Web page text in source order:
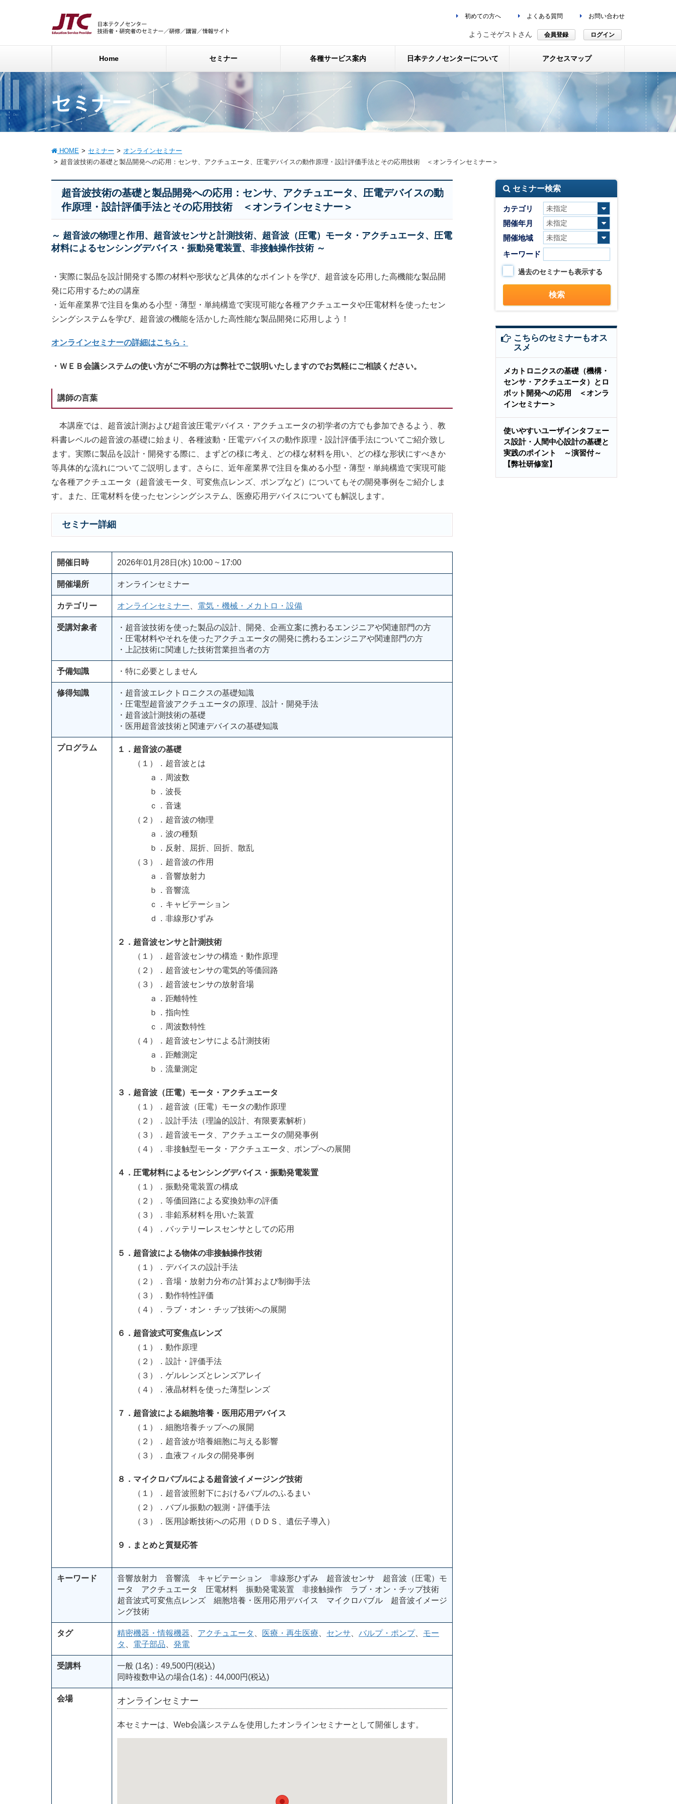
初めての方へ よくある質問 お問い合わせ
ようこそゲストさん 会員登録 ログイン
Home セミナー 各種サービス案内 日本テクノセンターについて アクセスマップ
セミナー
HOME セミナー
オンラインセミナー
超音波技術の基礎と製品開発への応用：センサ、アクチュエータ、圧電デバイスの動作原理・設計評価手法とその応用技術 ＜オンラインセミナー＞
超音波技術の基礎と製品開発への応用：センサ、アクチュエータ、圧電デバイスの動
作原理・設計評価手法とその応用技術 ＜オンラインセミナー＞
～ 超音波の物理と作用、超音波センサと計測技術、超音波（圧電）モータ・アクチュエータ、圧電
材料によるセンシングデバイス・振動発電装置、非接触操作技術 ～
・実際に製品を設計開発する際の材料や形状など具体的なポイントを学び、超音波を応用した高機能な製品開
発に応用するための講座
・近年産業界で注目を集める小型・薄型・単純構造で実現可能な各種アクチュエータや圧電材料を使ったセン
シングシステムを学び、超音波の機能を活かした高性能な製品開発に応用しよう！
オンラインセミナーの詳細はこちら：
・ＷＥＢ会議システムの使い方がご不明の方は弊社でご説明いたしますのでお気軽にご相談ください。
講師の言葉
本講座では、超音波計測および超音波圧電デバイス・アクチュエータの初学者の方でも参加できるよう、教
科書レベルの超音波の基礎に始まり、各種波動・圧電デバイスの動作原理・設計評価手法についてご紹介致し
ます。実際に製品を設計・開発する際に、まずどの様に考え、どの様な材料を用い、どの様な形状にすべきか
等具体的な流れについてご説明します。さらに、近年産業界で注目を集める小型・薄型・単純構造で実現可能
な各種アクチュエータ（超音波モータ、可変焦点レンズ、ポンプなど）についてもその開発事例をご紹介しま
す。また、圧電材料を使ったセンシングシステム、医療応用デバイスについても解説します。
セミナー詳細
開催日時 2026年01月28日(水) 10:00 ~ 17:00
開催場所 オンラインセミナー
カテゴリー オンラインセミナー 電気・機械・メカトロ・設備
受講対象者
・超音波技術を使った製品の設計、開発、企画立案に携わるエンジニアや関連部門の方
・圧電材料やそれを使ったアクチュエータの開発に携わるエンジニアや関連部門の方
・上記技術に関連した技術営業担当者の方
予備知識 ・特に必要としません
修得知識
・超音波エレクトロニクスの基礎知識
・圧電型超音波アクチュエータの原理、設計・開発手法
・超音波計測技術の基礎
・医用超音波技術と関連デバイスの基礎知識
プログラム
１．超音波の基礎
（１）．超音波とは
ａ．周波数
ｂ．波長
ｃ．音速
（２）．超音波の物理
ａ．波の種類
ｂ．反射、屈折、回折、散乱
（３）．超音波の作用
ａ．音響放射力
ｂ．音響流
ｃ．キャビテーション
ｄ．非線形ひずみ
２．超音波センサと計測技術
（１）．超音波センサの構造・動作原理
（２）．超音波センサの電気的等価回路
（３）．超音波センサの放射音場
ａ．距離特性
ｂ．指向性
ｃ．周波数特性
（４）．超音波センサによる計測技術
ａ．距離測定
ｂ．流量測定
３．超音波（圧電）モータ・アクチュエータ
（１）．超音波（圧電）モータの動作原理
（２）．設計手法（理論的設計、有限要素解析）
（３）．超音波モータ、アクチュエータの開発事例
（４）．非接触型モータ・アクチュエータ、ポンプへの展開
４．圧電材料によるセンシングデバイス・振動発電装置
（１）．振動発電装置の構成
（２）．等価回路による変換効率の評価
（３）．非鉛系材料を用いた装置
（４）．バッテリーレスセンサとしての応用
５．超音波による物体の非接触操作技術
（１）．デバイスの設計手法
（２）．音場・放射力分布の計算および制御手法
（３）．動作特性評価
（４）．ラブ・オン・チップ技術への展開
６．超音波式可変焦点レンズ
（１）．動作原理
（２）．設計・評価手法
（３）．ゲルレンズとレンズアレイ
（４）．液晶材料を使った薄型レンズ
７．超音波による細胞培養・医用応用デバイス
（１）．細胞培養チップへの展開
（２）．超音波が培養細胞に与える影響
（３）．血液フィルタの開発事例
８．マイクロバブルによる超音波イメージング技術
（１）．超音波照射下におけるバブルのふるまい
（２）．バブル振動の観測・評価手法
（３）．医用診断技術への応用（ＤＤＳ、遺伝子導入）
９．まとめと質疑応答
キーワード
音響放射力 音響流 キャビテーション 非線形ひずみ 超音波センサ 超音波（圧電）モ
ータ アクチュエータ 圧電材料 振動発電装置 非接触操作 ラブ・オン・チップ技術
超音波式可変焦点レンズ 細胞培養・医用応用デバイス マイクロバブル 超音波イメージ
ング技術
タグ 精密機器・情報機器 アクチュエータ 医療・再生医療 センサ バルプ・ポンプ、 モー
タ
電子部品 発電
受講料
一般 (1名)：49,500円(税込)
同時複数申込の場合(1名)：44,000円(税込)
会場 オンラインセミナー
本セミナーは、Web会議システムを使用したオンラインセミナーとして開催します。
セミナー検索
カテゴリ
開催年月
開催地域
キーワード
過去のセミナーも表示する
こちらのセミナーもオス
スメ
メカトロニクスの基礎（機構・
センサ・アクチュエータ）とロ
ボット開発への応用 ＜オンラ
インセミナー＞
使いやすいユーザインタフェー
ス設計・人間中心設計の基礎と
実践のポイント ～演習付～
【弊社研修室】